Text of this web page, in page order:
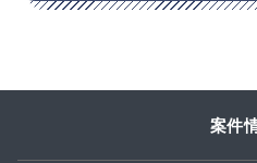
案件